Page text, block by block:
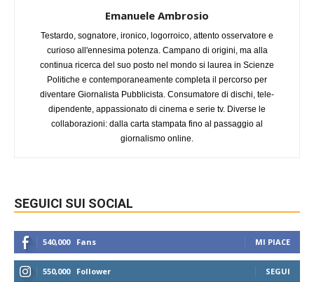
Emanuele Ambrosio
Testardo, sognatore, ironico, logorroico, attento osservatore e
curioso all'ennesima potenza. Campano di origini, ma alla
continua ricerca del suo posto nel mondo si laurea in Scienze
Politiche e contemporaneamente completa il percorso per
diventare Giornalista Pubblicista. Consumatore di dischi, tele-
dipendente, appassionato di cinema e serie tv. Diverse le
collaborazioni: dalla carta stampata fino al passaggio al
giornalismo online.
SEGUICI SUI SOCIAL
540,000 Fans MI PIACE
550,000 Follower SEGUI